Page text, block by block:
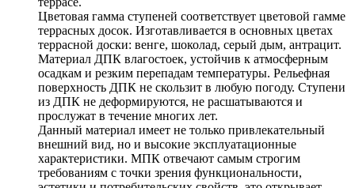
Цветовая гамма ступеней соответствует цветовой гамме
террасных досок. Изготавливается в основных цветах
террасной доски: венге, шоколад, серый дым, антрацит.
Материал ДПК влагостоек, устойчив к атмосферным
осадкам и резким перепадам температуры. Рельефная
поверхность ДПК не скользит в любую погоду. Ступени
из ДПК не деформируются, не расшатываются и
прослужат в течение многих лет.
Данный материал имеет не только привлекательный
внешний вид, но и высокие эксплуатационные
характеристики. МПК отвечают самым строгим
требованиям с точки зрения функциональности,